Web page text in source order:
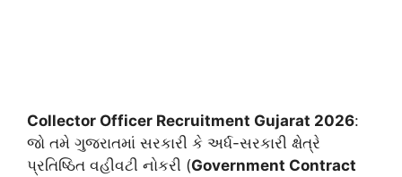
Collector Officer Recruitment Gujarat 2026:
જો તમે ગુજરાતમાં સરકારી કે અર્ધ-સરકારી ક્ષેત્રે
પ્રતિષ્ઠિત વહીવટી નોકરી (Government Contract